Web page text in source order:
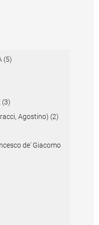
(5)
(3)
Agostino) (2)
de' Giacomo